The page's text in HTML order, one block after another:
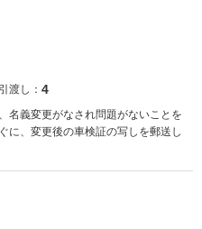
渡し： 4
名義変更がなされ問題がないことを
に、変更後の車検証の写しを郵送し